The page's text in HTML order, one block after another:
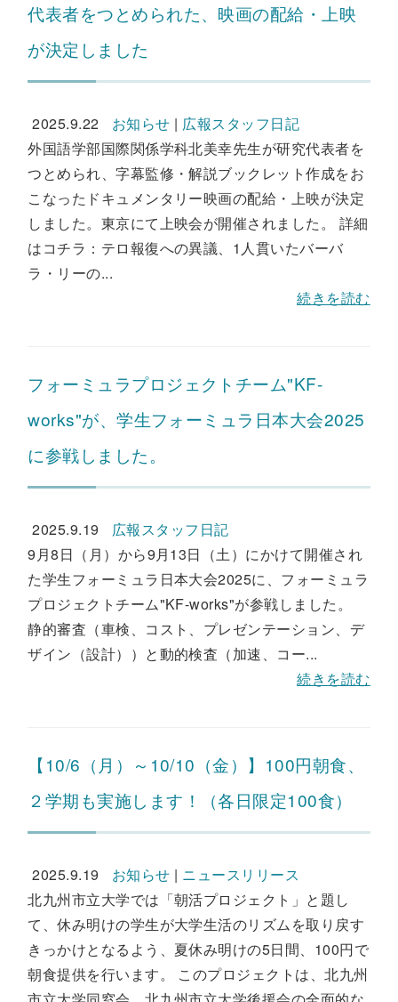
代表者をつとめられた、映画の配給・上映
が決定しました
2025.9.22 お知らせ | 広報スタッフ日記
外国語学部国際関係学科北美幸先生が研究代表者を
つとめられ、字幕監修・解説ブックレット作成をお
こなったドキュメンタリー映画の配給・上映が決定
しました。東京にて上映会が開催されました。 詳細
はコチラ：テロ報復への異議、1人貫いたバーバ
ラ・リーの...
続きを読む
フォーミュラプロジェクトチーム"KF-
works"が、学生フォーミュラ日本大会2025
に参戦しました。
2025.9.19
広報スタッフ日記
9月8日（月）から9月13日（土）にかけて開催され
た学生フォーミュラ日本大会2025に、フォーミュラ
プロジェクトチーム"KF-works"が参戦しました。
静的審査（車検、コスト、プレゼンテーション、デ
ザイン（設計））と動的検査（加速、コー...
続きを読む
【10/6（月）～10/10（金）】100円朝食、
２学期も実施します！（各日限定100食）
2025.9.19 お知らせ | ニュースリリース
北九州市立大学では「朝活プロジェクト」と題し
て、休み明けの学生が大学生活のリズムを取り戻す
きっかけとなるよう、夏休み明けの5日間、100円で
朝食提供を行います。 このプロジェクトは、北九州